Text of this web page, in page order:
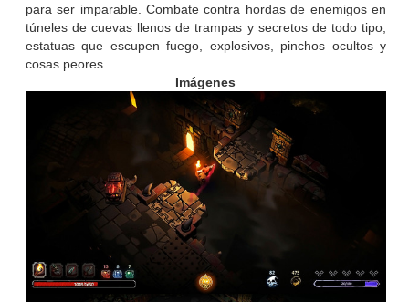
para ser imparable. Combate contra hordas de enemigos en
túneles de cuevas llenos de trampas y secretos de todo tipo,
estatuas que escupen fuego, explosivos, pinchos ocultos y
cosas peores.
Imágenes